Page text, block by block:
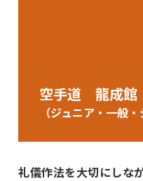
空手道 龍成館
（ジュニア・一般・
礼儀作法を大切にしな